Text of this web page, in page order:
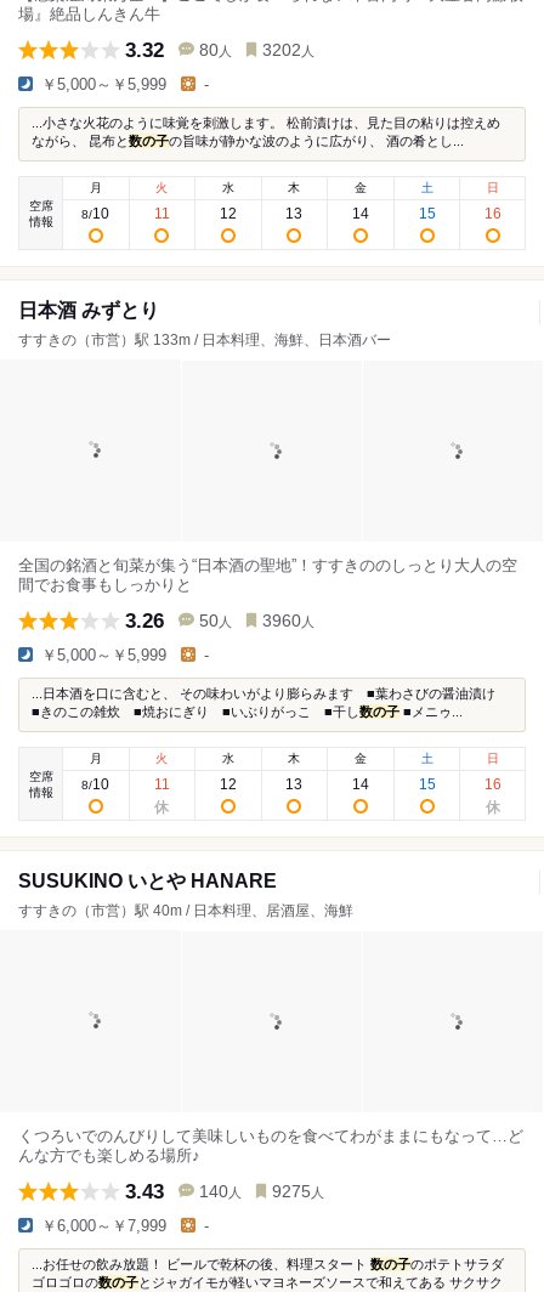
場』絶品しんきん牛
3.32 80 人 3202 人
￥5,000～￥5,999 -
...小さな火花のように味覚を刺激します。 松前漬けは、見た目の粘りは控えめ
ながら、 昆布と数の子の旨味が静かな波のように広がり、 酒の肴とし...
空席
情報
月
8/10
火
11
水
12
木
13
金
14
土
15
日
16
日本酒 みずとり
すすきの（市営）駅 133m / 日本料理、海鮮、日本酒バー
全国の銘酒と旬菜が集う“日本酒の聖地”！すすきののしっとり大人の空
間でお食事もしっかりと
3.26 50 人 3960 人
￥5,000～￥5,999 -
...日本酒を口に含むと、 その味わいがより膨らみます ■葉わさびの醤油漬け
■きのこの雑炊 ■焼おにぎり ■いぶりがっこ ■干し数の子 ■メニゥ...
空席
情報
月
8/10
火
11
水
12
木
13
金
14
土
15
日
16
SUSUKINO いとや HANARE
すすきの（市営）駅 40m / 日本料理、居酒屋、海鮮
くつろいでのんびりして美味しいものを食べてわがままにもなって…ど
んな方でも楽しめる場所♪
3.43 140 人 9275 人
￥6,000～￥7,999 -
...お任せの飲み放題！ ビールで乾杯の後、料理スタート 数の子のポテトサラダ
ゴロゴロの数の子とジャガイモが軽いマヨネーズソースで和えてある サクサク